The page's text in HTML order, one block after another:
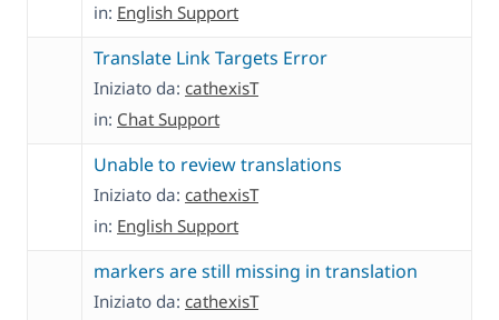
in: English Support
Translate Link Targets Error
Iniziato da: cathexisT
in: Chat Support
Unable to review translations
Iniziato da: cathexisT
in: English Support
markers are still missing in translation
Iniziato da: cathexisT